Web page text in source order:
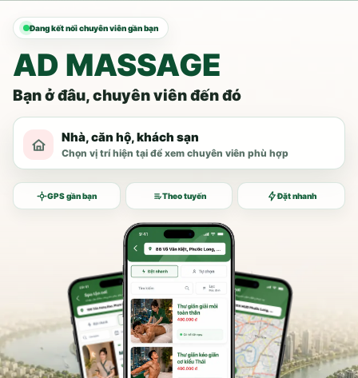
Đang kết nối chuyên viên gần bạn
AD MASSAGE
Bạn ở đâu, chuyên viên đến đó
Nhà, căn hộ, khách sạn
Chọn vị trí hiện tại để xem chuyên viên phù hợp
GPS gần bạn Theo tuyến Đặt nhanh